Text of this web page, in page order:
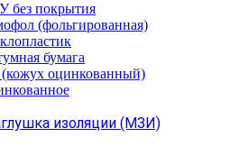
без покрытия
(фольгированная)
бумага
(кожух оцинкованный)
изоляции (МЗИ)